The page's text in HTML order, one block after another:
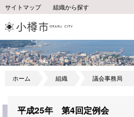
サイトマップ 組織から探す
ホーム 組織 議会事務局
平成25年 第4回定例会